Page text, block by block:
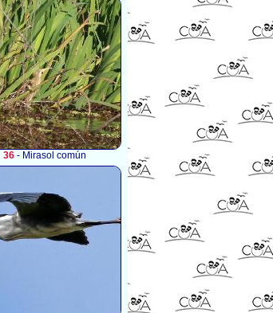
36 - Mirasol común